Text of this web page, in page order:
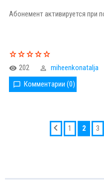
Абонемент активируется при
202 miheenkonatalja
Комментарии (0)
1 2 3